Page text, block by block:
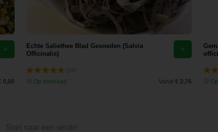
0,00
Echte Saliethee Blad Gesneden (Salvia
Officinalis)
Op voorraad
Vanaf € 2,76